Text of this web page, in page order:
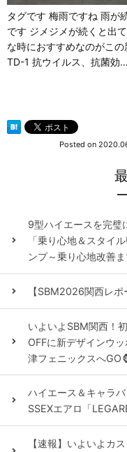
タグです 梅雨ですね 雨が
です ジメジメが続くと出
な時におすすめなのがこ
TD-1 抗ウイルス、抗菌効…
Posted on
9型ハイエースを完璧
「乗り心地＆スタイ
ンプ～乗り心地改善
【SBM2026関西レ
いよいよSBM関西！
OFFに新デザインウ
津フェニックスへ
ハイエース＆キャラ
SSEXエアロ「
【速報】いよいよカ